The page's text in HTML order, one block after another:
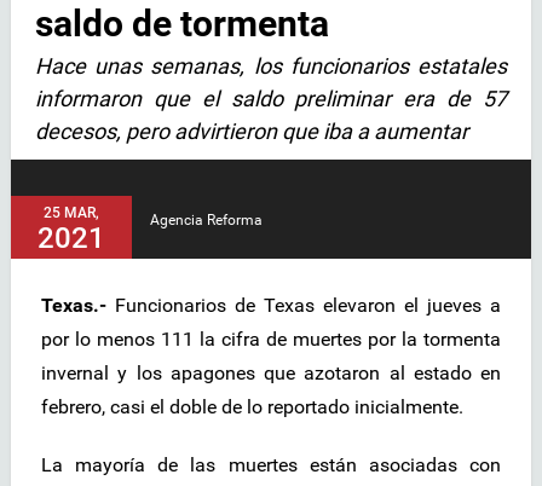
saldo de tormenta
Hace unas semanas, los funcionarios estatales
informaron que el saldo preliminar era de 57
decesos, pero advirtieron que iba a aumentar
25 MAR,
2021
Agencia Reforma
Texas.- Funcionarios de Texas elevaron el jueves a
por lo menos 111 la cifra de muertes por la tormenta
invernal y los apagones que azotaron al estado en
febrero, casi el doble de lo reportado inicialmente.
La mayoría de las muertes están asociadas con